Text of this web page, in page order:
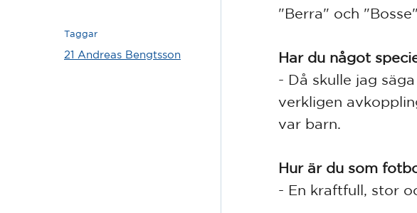
Taggar
21 Andreas Bengtsson
"Berra" och
Har du något
- Då skulle jag
verkligen
var barn.
Hur är du som
- En kraftfull, stor